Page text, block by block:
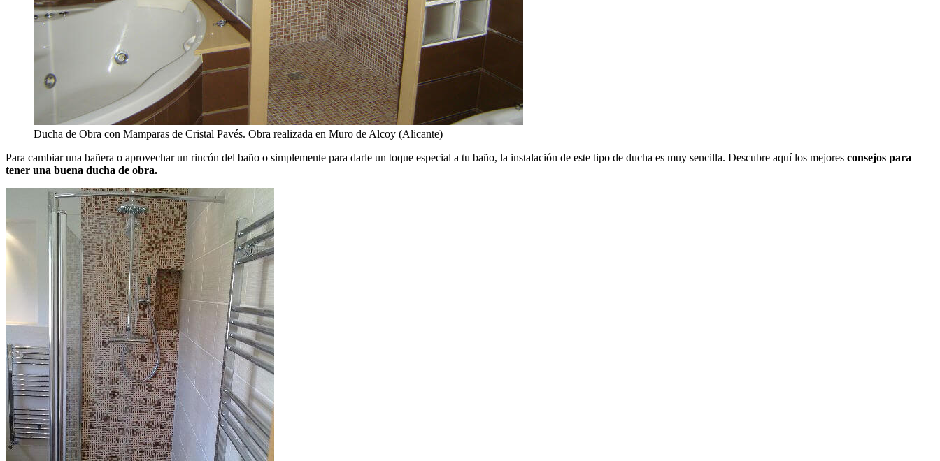
Ducha de Obra con Mamparas de Cristal Pavés. Obra realizada en Muro de Alcoy (Alicante)
Para cambiar una bañera o aprovechar un rincón del baño o simplemente para darle un toque especial a tu baño, la instalación de este tipo de ducha es muy sencilla. Descubre aquí los mejores consejos para
tener una buena ducha de obra.